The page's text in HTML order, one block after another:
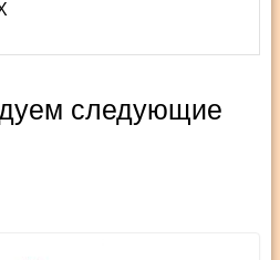
следующие